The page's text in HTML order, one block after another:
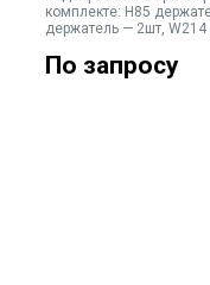
комплекте: H85
держатель — 2шт, W214
По запросу